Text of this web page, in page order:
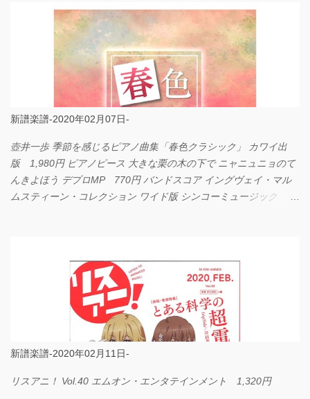
新譜楽譜-2020年02月07日-
壺井一歩 季節を感じるピアノ曲集「春色クラシック」 カワイ出
版 1,980円 ピアノピース 大きな栗の木の下で ニャニュニョのて
んきよほう デプロMP 770円 バンドスコア イングヴェイ・マル
ムスティーン・コレクション ワイド版 シンコーミュージック
新譜楽譜-2020年02月11日-
リスアニ！ Vol.40 エムオン・エンタテインメント 1,320円